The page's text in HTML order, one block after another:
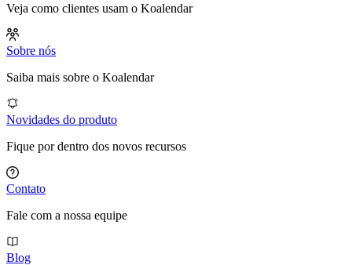
Veja como clientes usam o Koalendar
Sobre nós
Saiba mais sobre o Koalendar
Novidades do produto
Fique por dentro dos novos recursos
Contato
Fale com a nossa equipe
Blog